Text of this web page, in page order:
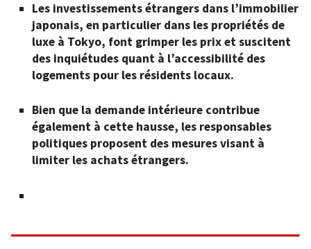
Les investissements étrangers dans l’immobilier
japonais, en particulier dans les propriétés de
luxe à Tokyo, font grimper les prix et suscitent
des inquiétudes quant à l’accessibilité des
logements pour les résidents locaux.
Bien que la demande intérieure contribue
également à cette hausse, les responsables
politiques proposent des mesures visant à
limiter les achats étrangers.